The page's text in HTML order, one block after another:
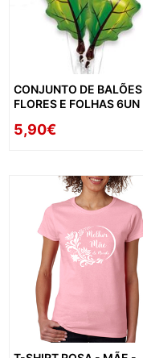
CONJUNTO DE BALÕES
FLORES E FOLHAS 6UN
5,90€